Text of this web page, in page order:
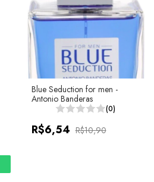
Blue Seduction for men -
Antonio Banderas
(0)
R$6,54 R$10,90